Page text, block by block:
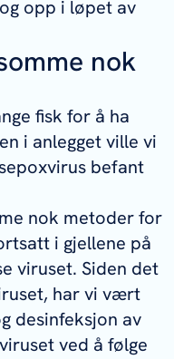
opp i løpet av
nok
fisk for å ha
i anlegget ville vi
befant
nok metoder for
i gjellene på
viruset. Siden det
har vi vært
desinfeksjon av
ved å følge